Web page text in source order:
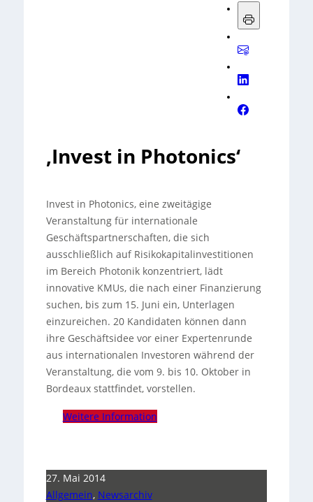
‚Invest in Photonics‘
Invest in Photonics, eine zweitägige
Veranstaltung für internationale
Geschäftspartnerschaften, die sich
ausschließlich auf Risikokapitalinvestitionen
im Bereich Photonik konzentriert, lädt
innovative KMUs, die nach einer Finanzierung
suchen, bis zum 15. Juni ein, Unterlagen
einzureichen. 20 Kandidaten können dann
ihre Geschäftsidee vor einer Expertenrunde
aus internationalen Investoren während der
Veranstaltung, die vom 9. bis 10. Oktober in
Bordeaux stattfindet, vorstellen.
Weitere Information
27. Mai 2014
Allgemein, Newsarchiv